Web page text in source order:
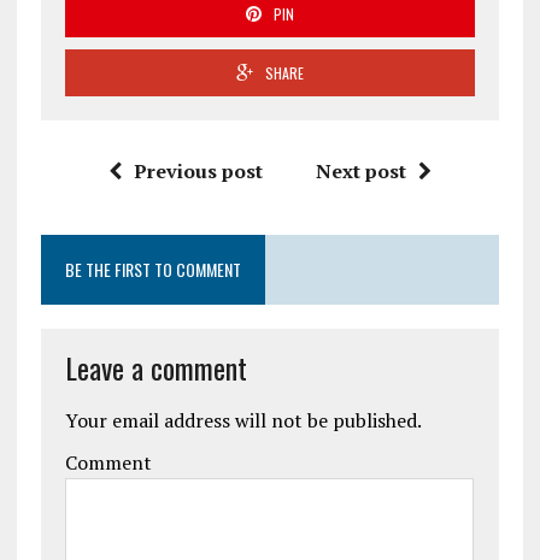
PIN
SHARE
Previous post Next post
BE THE FIRST TO COMMENT
Leave a comment
Your email address will not be published.
Comment